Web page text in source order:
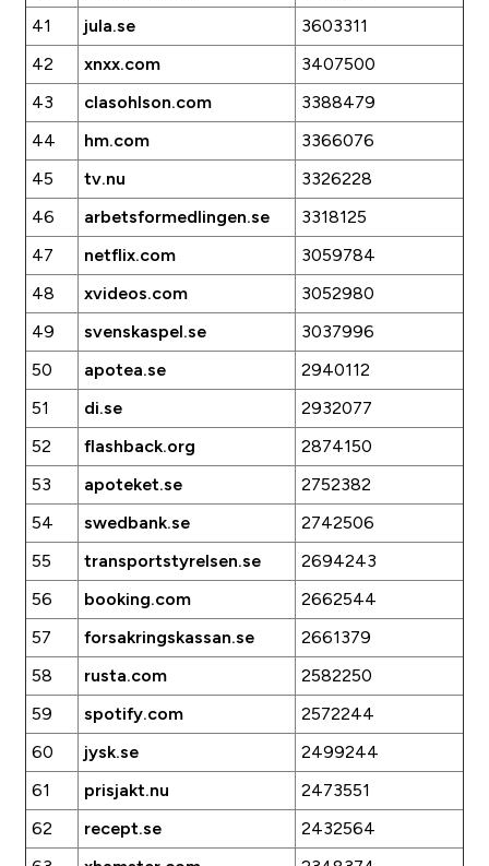
41
jula.se
3603311
42
xnxx.com
3407500
43
clasohlson.com
3388479
44
hm.com
3366076
45
tv.nu
3326228
46
arbetsformedlingen.se
3318125
47
netflix.com
3059784
48
xvideos.com
3052980
49
svenskaspel.se
3037996
50
apotea.se
2940112
51
di.se
2932077
52
flashback.org
2874150
53
apoteket.se
2752382
54
swedbank.se
2742506
55
transportstyrelsen.se
2694243
56
booking.com
2662544
57
forsakringskassan.se
2661379
58
rusta.com
2582250
59
spotify.com
2572244
60
jysk.se
2499244
61
prisjakt.nu
2473551
62
recept.se
2432564